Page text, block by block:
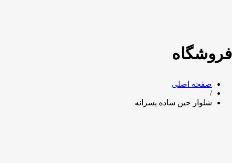
فروشگاه
صفحه اصلی
/
شلوار جین ساده پسرانه